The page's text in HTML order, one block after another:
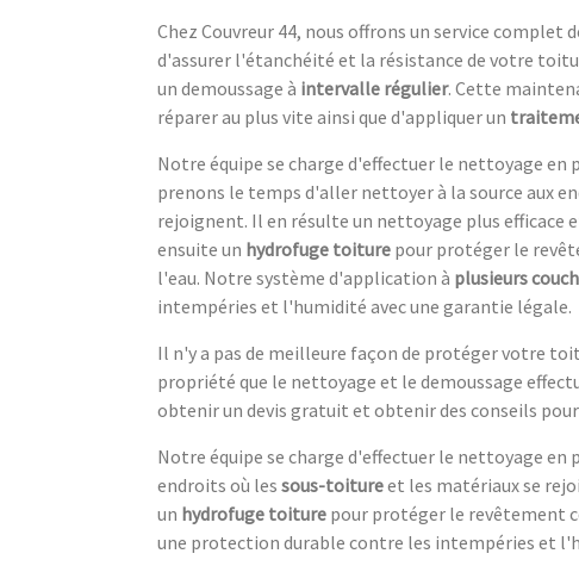
Chez Couvreur 44, nous offrons un service
d'assurer l'étanchéité et la résistance de votre
un demoussage à intervalle régulier. Cette
réparer au plus vite ainsi que d'appliquer un
Notre équipe se charge d'effectuer le nettoyage
prenons le temps d'aller nettoyer à la source aux
rejoignent. Il en résulte un nettoyage plus efficace
ensuite un hydrofuge toiture pour protéger le
l'eau. Notre système d'application à plusieurs
intempéries et l'humidité avec une garantie légale.
Il n'y a pas de meilleure façon de protéger votre
propriété que le nettoyage et le demoussage
obtenir un devis gratuit et obtenir des conseils
Notre équipe se charge d'effectuer le nettoyage
endroits où les sous-toitureet les matériaux se
un hydrofuge toiture pour protéger le revêtement
une protection durable contre les intempéries et